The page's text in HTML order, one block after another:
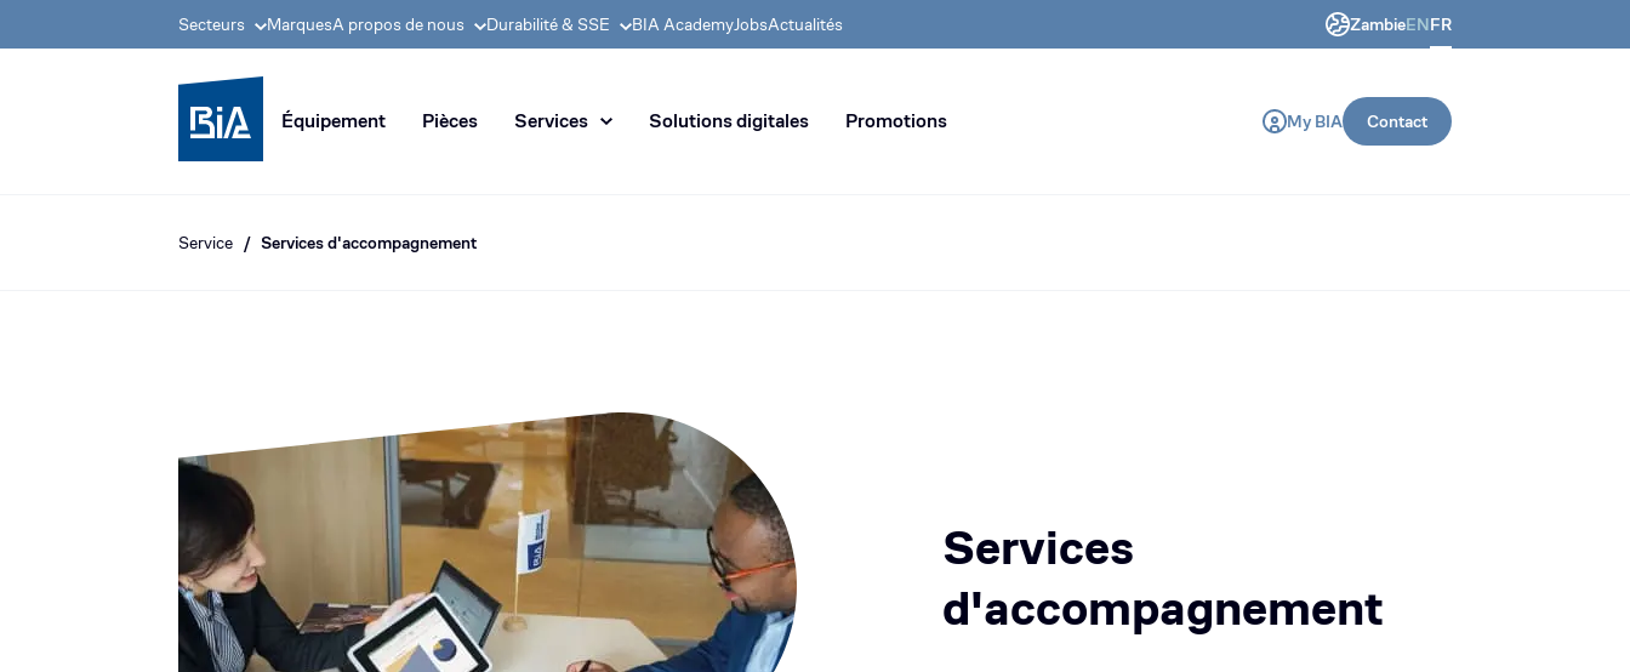
Secteurs MarquesA propos de nous Durabilité & SSE BIA AcademyJobsActualités ZambieENFR
Groupe BIA, pionnier en distribution de machines de génie civil et de construction.
Équipement Pièces Services Solutions digitales Promotions My BIA Contact
Service Services d'accompagnement
Services
d'accompagnement